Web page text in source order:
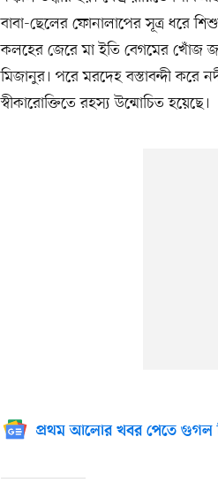
বাবা-ছেলের ফোনালাপের সূত্র ধরে
কলহের জেরে মা ইতি বেগমের খোঁজ
মিজানুর। পরে মরদেহ বস্তাবন্দী
স্বীকারোক্তিতে রহস্য উন্মোচিত হয়েছে।
প্রথম আলোর খবর পেতে গুগল